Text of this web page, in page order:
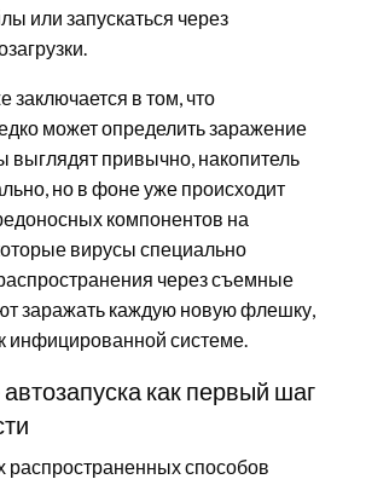
или запускаться через
заключается в том, что
может определить заражение
выглядят привычно, накопитель
но в фоне уже происходит
компонентов на
вирусы специально
через съемные
заражать каждую новую флешку,
инфицированной системе.
как первый шаг
способов